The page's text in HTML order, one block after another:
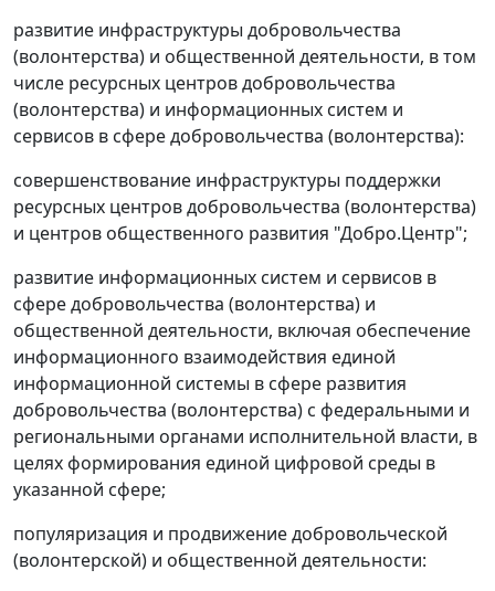
развитие инфраструктуры добровольчества
(волонтерства) и общественной деятельности, в том
числе ресурсных центров добровольчества
(волонтерства) и информационных систем и
сервисов в сфере добровольчества (волонтерства):
совершенствование инфраструктуры поддержки
ресурсных центров добровольчества (волонтерства)
и центров общественного развития "Добро.Центр";
развитие информационных систем и сервисов в
сфере добровольчества (волонтерства) и
общественной деятельности, включая обеспечение
информационного взаимодействия единой
информационной системы в сфере развития
добровольчества (волонтерства) с федеральными и
региональными органами исполнительной власти, в
целях формирования единой цифровой среды в
указанной сфере;
популяризация и продвижение добровольческой
(волонтерской) и общественной деятельности: